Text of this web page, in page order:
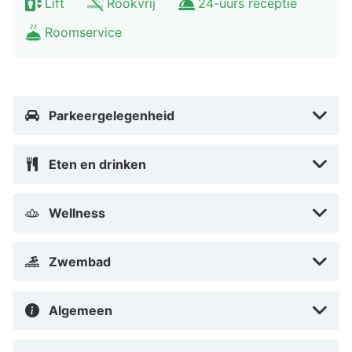
Afstanden worden weergegeven tot op 0,1 mijl en
3,6 km Maison des Cariatides - 4,1 km Maison Millière -
km Église Notre-Dame de - 4,2 km Hôtel de Vogüé -
Dijon bevind je je bij een winkelcentrum, vlak bij
Winkelcentrum La Toison d'Or en op 7 min. lopen van
Roomservice
Parkeergelegenheid
Eten en drinken
Wellness
Zwembad
Algemeen